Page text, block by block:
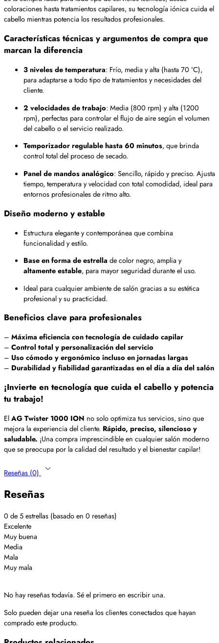
coloraciones hasta tratamientos capilares, su tecnología iónica cuida el
cabello mientras potencia los resultados profesionales.
Características técnicas y argumentos de compra que
marcan la diferencia
3 niveles de temperatura: Frío, media y alta (hasta 70 °C),
para adaptarse a todo tipo de tratamientos y necesidades del
cliente.
2 velocidades de trabajo: Media (800 rpm) y alta (1200
rpm), perfectas para controlar el flujo de aire según el volumen
del cabello o el servicio realizado.
Temporizador regulable hasta 60 minutos, que brinda
control total del proceso de secado.
Panel de mandos analógico: Sencillo, rápido y preciso. Ajusta
tiempo, temperatura y velocidad con total comodidad, ideal para
entornos profesionales de ritmo alto.
Diseño moderno y estable
Estructura elegante y contemporánea que combina
funcionalidad y estilo.
Base en forma de estrella de color negro, amplia y
altamente estable, para mayor seguridad durante el uso.
Ideal para cualquier ambiente de salón gracias a su estética
profesional y su practicidad.
Beneficios clave para profesionales
– Máxima eficiencia con tecnología de cuidado capilar
– Control total y personalización del servicio
– Uso cómodo y ergonómico incluso en jornadas largas
– Durabilidad y fiabilidad garantizadas en el día a día del salón
¡Invierte en tecnología que cuida el cabello y potencia
tu trabajo!
ElAG Twister 1000 ION no solo optimiza tus servicios, sino que
mejora la experiencia del cliente. Rápido, preciso, silencioso y
saludable. ¡Una compra imprescindible en cualquier salón moderno
que se preocupa por la calidad del resultado y el bienestar capilar!
Reseñas (0)
Reseñas
0 de 5 estrellas (basado en 0 reseñas)
Excelente
Muy buena
Media
Mala
Muy mala
No hay reseñas todavía. Sé el primero en escribir una.
Solo pueden dejar una reseña los clientes conectados que hayan
comprado este producto.